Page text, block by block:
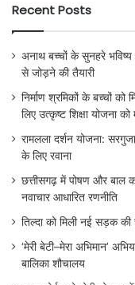
Recent Posts
अनाथ बच्चों के सुनहरे
से जोड़ने की तैयारी
निर्माण श्रमिकों के बच्चों को
लिए उत्कृष्ट शिक्षा योजना को
रामलला दर्शन योजना:
के लिए रवाना
छत्तीसगढ़ में पोषण और बाल
नवाचार आधारित रणनीति
तिल्दा को मिली नई सड़क
‘मेरी बेटी–मेरा अभिमान’
बालिका शौचालय